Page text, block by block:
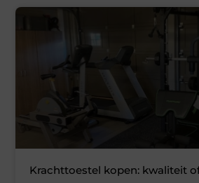
Krachttoestel kopen: kwaliteit